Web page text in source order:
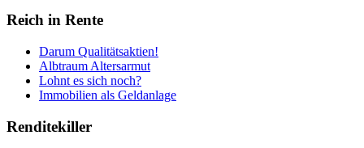
Reich in Rente
Darum Qualitätsaktien!
Albtraum Altersarmut
Lohnt es sich noch?
Immobilien als Geldanlage
Renditekiller